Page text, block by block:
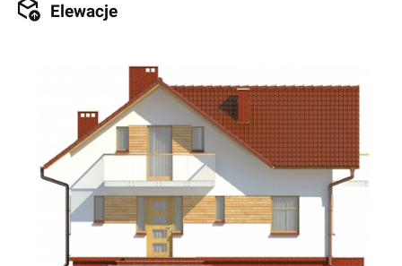
Elewacje